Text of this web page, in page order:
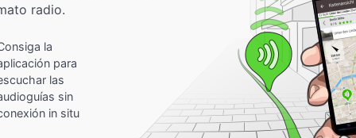
radio.
la
para
las
sin
in situ